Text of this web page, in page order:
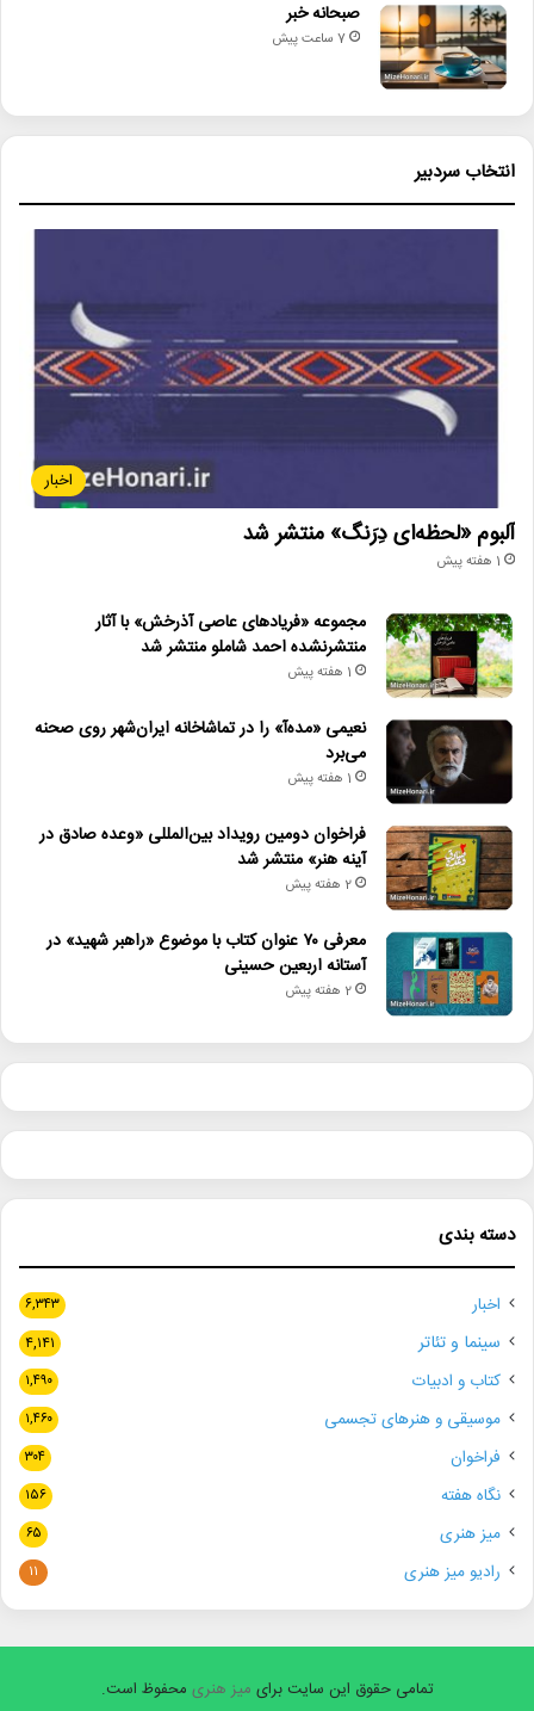
صبحانه خبر
7 ساعت پیش
انتخاب سردبیر
اخبار
آلبوم «لحظه‌ای دِرَنگ» منتشر شد
1 هفته پیش
مجموعه «فریادهای عاصی آذرخش» با آثار
منتشرنشده احمد شاملو منتشر شد
1 هفته پیش
نعیمی «مده‌آ» را در تماشاخانه ایران‌شهر روی صحنه
می‌برد
1 هفته پیش
فراخوان دومین رویداد بین‌المللی «وعده صادق در
آینه هنر» منتشر شد
2 هفته پیش
معرفی ۷۰ عنوان کتاب با موضوع «راهبر شهید» در
آستانه اربعین حسینی
2 هفته پیش
دسته بندی
اخبار ۶,۳۴۳
سینما و تئاتر ۴,۱۴۱
کتاب و ادبیات ۱,۴۹۰
موسیقی و هنرهای تجسمی ۱,۴۶۰
فراخوان ۳۰۴
نگاه هفته ۱۵۶
میز هنری ۶۵
رادیو میز هنری ۱۱
تمامی حقوق این سایت برای میز هنری محفوظ است.